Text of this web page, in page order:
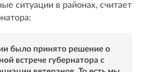
ситуации в районах, считает
было принято решение о
встрече губернатора с